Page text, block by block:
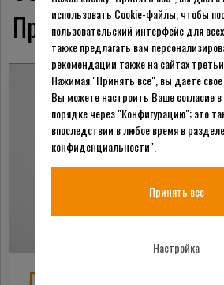
Продукция
использовать Cookie-файлы, чтобы
пользовательский интерфейс для
также предлагать вам
рекомендации также на сайтах
Нажимая "Принять все", вы даете свое
Вы можете настроить Ваше согласие
порядке через "Конфигурацию"; это
впоследствии в любое время в
конфиденциальности".
Принять все
Настройка